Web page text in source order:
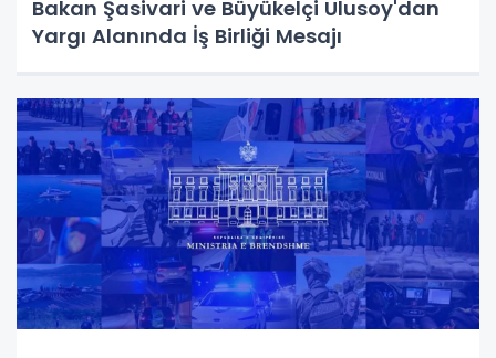
Bakan Şasivari ve Büyükelçi Ulusoy'dan
Yargı Alanında İş Birliği Mesajı